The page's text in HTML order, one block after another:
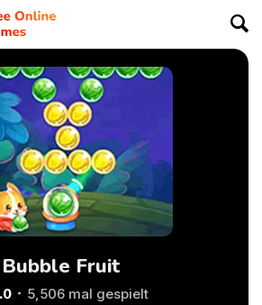
Bubble Fruit
5,506 mal gespielt